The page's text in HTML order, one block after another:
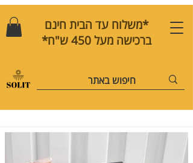
*משלוח עד הבית חינם
ברכישה מעל 450 ש"ח*